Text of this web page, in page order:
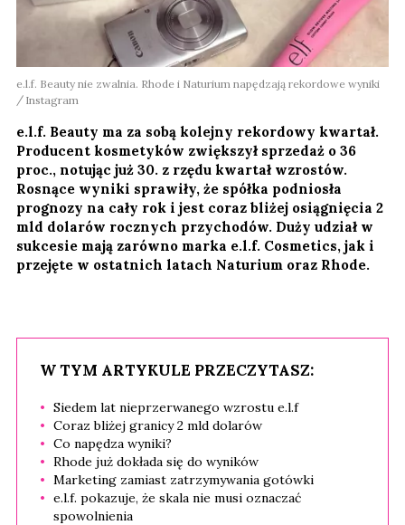
e.l.f. Beauty nie zwalnia. Rhode i Naturium napędzają rekordowe wyniki
Instagram
e.l.f. Beauty ma za sobą kolejny rekordowy kwartał.
Producent kosmetyków zwiększył sprzedaż o 36
proc., notując już 30. z rzędu kwartał wzrostów.
Rosnące wyniki sprawiły, że spółka podniosła
prognozy na cały rok i jest coraz bliżej osiągnięcia 2
mld dolarów rocznych przychodów. Duży udział w
sukcesie mają zarówno marka e.l.f. Cosmetics, jak i
przejęte w ostatnich latach Naturium oraz Rhode.
W TYM ARTYKULE PRZECZYTASZ:
Siedem lat nieprzerwanego wzrostu e.l.f
Coraz bliżej granicy 2 mld dolarów
Co napędza wyniki?
Rhode już dokłada się do wyników
Marketing zamiast zatrzymywania gotówki
e.l.f. pokazuje, że skala nie musi oznaczać
spowolnienia